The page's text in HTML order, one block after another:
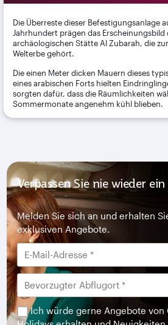
Die Überreste dieser Befestigungsanlage
Jahrhundert prägen das Erscheinungsbild
archäologischen Stätte Al Zubarah, die
Welterbe gehört.
Die einen Meter dicken Mauern dieses
eines arabischen Forts hielten
sorgten dafür, dass die Räumlichkeiten
Sommermonate angenehm kühl blieben.
Verpassen Sie nie wieder
Melden Sie sich an und erhalten
exklusiven Angebote.
Ich würde gerne Angebote von